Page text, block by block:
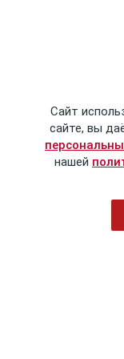
Сайт
сайте, вы
нашей